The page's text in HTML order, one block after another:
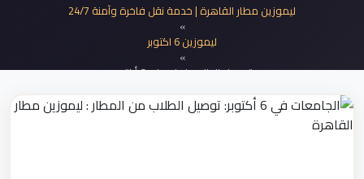
خدمات المطار
نحن
ليموزين مطار القاهرة | خدمة نقل فاخرة وآمنة 24/7
ليموزين 6 اكتوبر
توصيل الطلاب لجامعات 6 أكتوبر